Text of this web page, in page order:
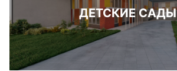
ДЕТСКИЕ САДЫ